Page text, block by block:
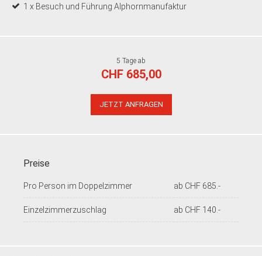
1 x Besuch und Führung Alphornmanufaktur
5 Tage ab
CHF 685,00
JETZT ANFRAGEN
Preise
Pro Person im Doppelzimmer ab CHF 685.-
Einzelzimmerzuschlag ab CHF 140.-